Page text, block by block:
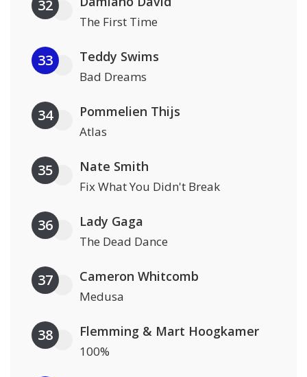
32
The First Time
33 Teddy Swims
Bad Dreams
34 Pommelien Thijs
Atlas
35 Nate Smith
Fix What You Didn't Break
36 Lady Gaga
The Dead Dance
37 Cameron Whitcomb
Medusa
38 Flemming & Mart Hoogkamer
100%